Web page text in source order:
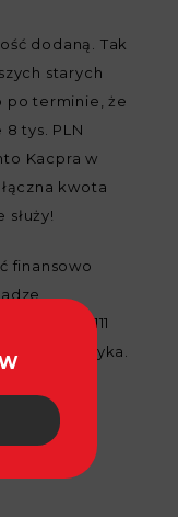
dodaną. Tak
starych
po terminie, że
tys. PLN
Kacpra w
kwota
służy!
finansowo
4650 1111
Turaczyka.